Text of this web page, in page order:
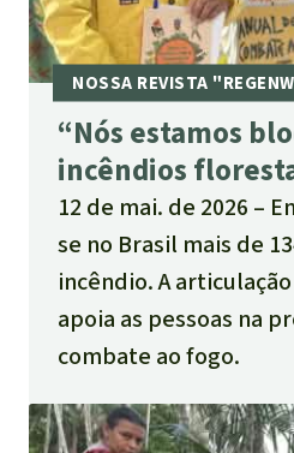
“Nós estamos
incêndios
12 de mai. de 2026
se no Brasil mais de
incêndio. A articulação
apoia as pessoas na
combate ao fogo.